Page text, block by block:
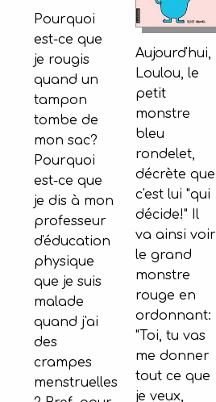
Pourquoi
est-ce que
je rougis
quand un
tampon
tombe de
mon sac?
Pourquoi
est-ce que
je dis à mon
professeur
d'éducation
physique
que je suis
malade
quand j'ai
des
crampes
menstruelles
Aujourd'hui,
Loulou, le
petit
monstre
bleu
rondelet,
décrète que
c'est lui "qui
décide!" Il
va ainsi voir
le grand
monstre
rouge en
ordonnant:
"Toi, tu vas
me donner
tout ce que
je veux,